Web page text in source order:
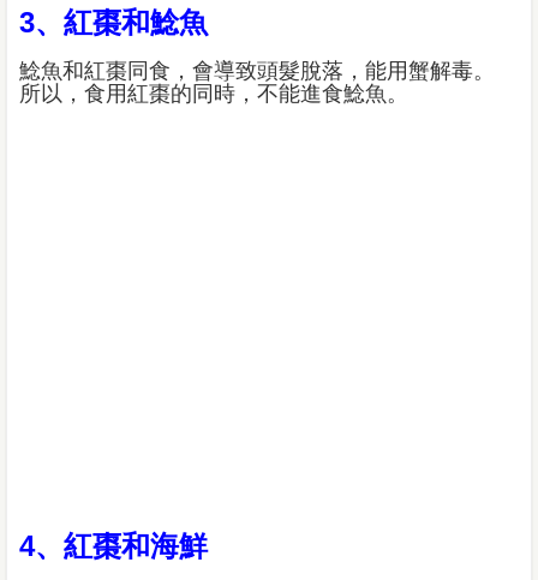
3、紅棗和鯰魚
鯰魚和紅棗同食，會導致頭髮脫落，能用蟹解毒。
所以，食用紅棗的同時，不能進食鯰魚。
4、紅棗和海鮮